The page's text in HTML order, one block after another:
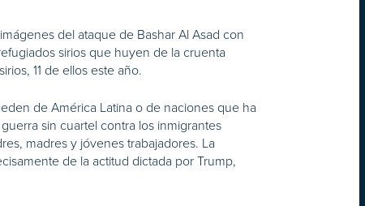
del ataque de Bashar Al Asad con
sirios que huyen de la cruenta
11 de ellos este año.
de América Latina o de naciones que ha
sin cuartel contra los inmigrantes
madres y jóvenes trabajadores. La
de la actitud dictada por Trump,